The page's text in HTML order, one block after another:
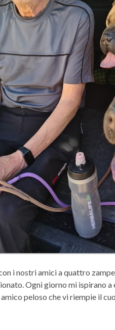
con i nostri amici a quattro
Ogni giorno mi ispirano a
peloso che vi riempie il